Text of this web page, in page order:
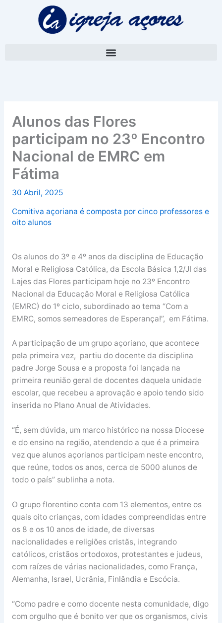
Alunos das Flores
participam no 23º Encontro
Nacional de EMRC em
Fátima
30 Abril, 2025
Comitiva açoriana é composta por cinco professores e
oito alunos
Os alunos do 3º e 4º anos da disciplina de Educação
Moral e Religiosa Católica, da Escola Básica 1,2/JI das
Lajes das Flores participam hoje no 23º Encontro
Nacional da Educação Moral e Religiosa Católica
(EMRC) do 1º ciclo, subordinado ao tema “Com a
EMRC, somos semeadores de Esperança!”, em Fátima.
A participação de um grupo açoriano, que acontece
pela primeira vez, partiu do docente da disciplina
padre Jorge Sousa e a proposta foi lançada na
primeira reunião geral de docentes daquela unidade
escolar, que recebeu a aprovação e apoio tendo sido
inserida no Plano Anual de Atividades.
“É, sem dúvida, um marco histórico na nossa Diocese
e do ensino na região, atendendo a que é a primeira
vez que alunos açorianos participam neste encontro,
que reúne, todos os anos, cerca de 5000 alunos de
todo o país” sublinha a nota.
O grupo florentino conta com 13 elementos, entre os
quais oito crianças, com idades compreendidas entre
os 8 e os 10 anos de idade, de diversas
nacionalidades e religiões cristãs, integrando
católicos, cristãos ortodoxos, protestantes e judeus,
com raízes de várias nacionalidades, como França,
Alemanha, Israel, Ucrânia, Finlândia e Escócia.
“Como padre e como docente nesta comunidade, digo
com orgulho que é bonito ver que os organismos, civis